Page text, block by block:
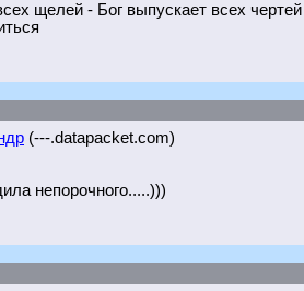
щелей - Бог выпускает всех
(---.datapacket.com)
непорочного.....)))